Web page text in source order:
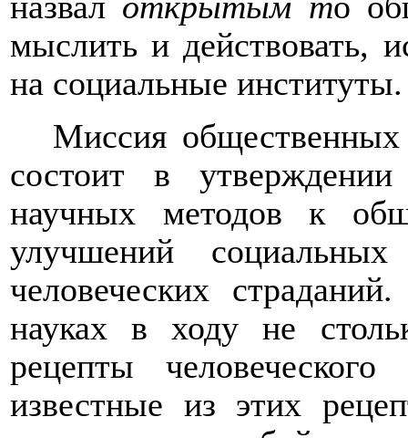
мыслить и действовать,
на социальные институты.
Миссия
состоит в
научных методов к
улучшений
человеческих
науках в ходу не
рецепты
известные из этих